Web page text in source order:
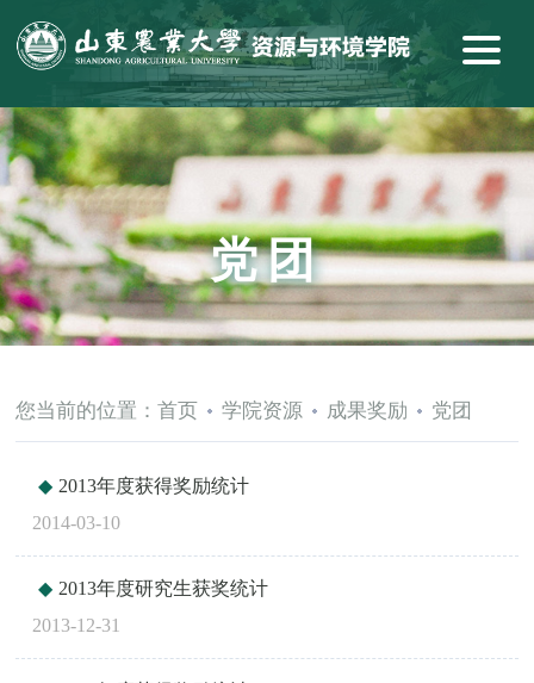
党团
您当前的位置：首页 学院资源 成果奖励 党团
2013年度获得奖励统计
2014-03-10
2013年度研究生获奖统计
2013-12-31